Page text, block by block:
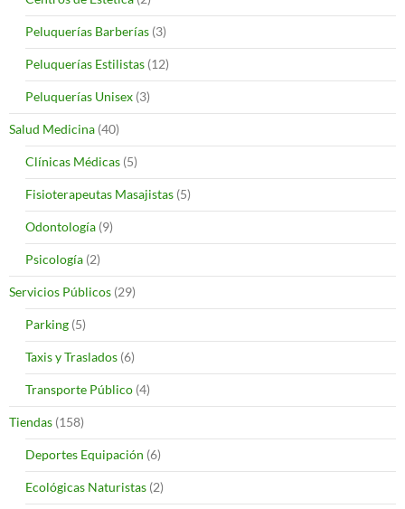
Peluquerías Barberías (3)
Peluquerías Estilistas (12)
Peluquerías Unisex (3)
Salud Medicina (40)
Clínicas Médicas (5)
Fisioterapeutas Masajistas (5)
Odontología (9)
Psicología (2)
Servicios Públicos (29)
Parking (5)
Taxis y Traslados (6)
Transporte Público (4)
Tiendas (158)
Deportes Equipación (6)
Ecológicas Naturistas (2)